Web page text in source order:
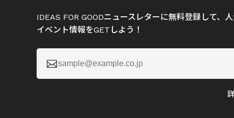
IDEAS FOR GOODニュースレターに無料登録して、
イベント情報をGETしよう！
